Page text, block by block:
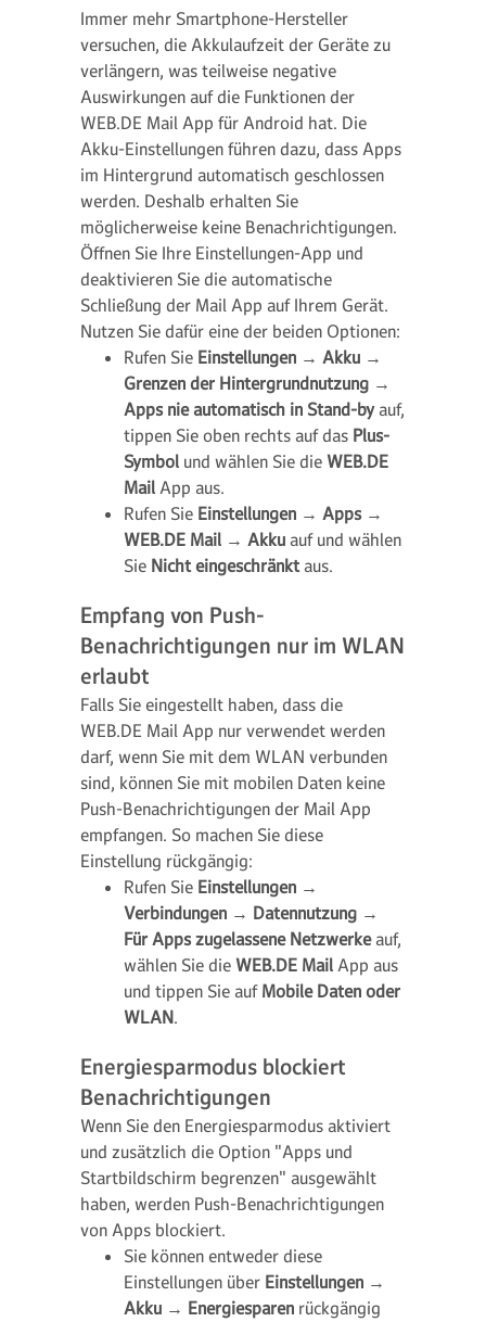
Immer mehr Smartphone-Hersteller
versuchen, die Akkulaufzeit der Geräte zu
verlängern, was teilweise negative
Auswirkungen auf die Funktionen der
WEB.DE Mail App für Android hat. Die
Akku-Einstellungen führen dazu, dass Apps
im Hintergrund automatisch geschlossen
werden. Deshalb erhalten Sie
möglicherweise keine Benachrichtigungen.
Öffnen Sie Ihre Einstellungen-App und
deaktivieren Sie die automatische
Schließung der Mail App auf Ihrem Gerät.
Nutzen Sie dafür eine der beiden Optionen:
Rufen Sie Einstellungen → Akku →
Grenzen der Hintergrundnutzung →
Apps nie automatisch in Stand-byauf,
tippen Sie oben rechts auf das Plus-
Symbol und wählen Sie die WEB.DE
Mail App aus.
Rufen Sie Einstellungen → Apps→
WEB.DE Mail → Akku auf und wählen
Sie Nicht eingeschränktaus.
Empfang von Push-
Benachrichtigungen nur im WLAN
erlaubt
Falls Sie eingestellt haben, dass die
WEB.DE Mail App nur verwendet werden
darf, wenn Sie mit dem WLAN verbunden
sind, können Sie mit mobilen Daten keine
Push-Benachrichtigungen der Mail App
empfangen. So machen Sie diese
Einstellung rückgängig:
Rufen Sie Einstellungen →
Verbindungen → Datennutzung →
Für Apps zugelassene Netzwerkeauf,
wählen Sie die WEB.DE Mail App aus
und tippen Sie auf Mobile Daten oder
WLAN.
Energiesparmodus blockiert
Benachrichtigungen
Wenn Sie den Energiesparmodus aktiviert
und zusätzlich die Option "Apps und
Startbildschirm begrenzen" ausgewählt
haben, werden Push-Benachrichtigungen
von Apps blockiert.
Sie können entweder diese
Einstellungen über Einstellungen →
Akku → Energiesparen rückgängig